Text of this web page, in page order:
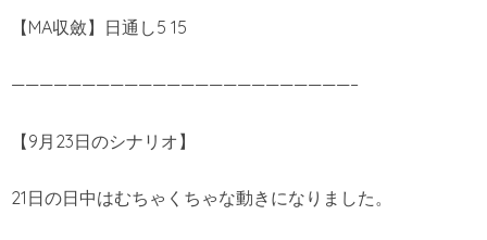
【MA収斂】日通し5 15
————————————————————————–
【9月23日のシナリオ】
21日の日中はむちゃくちゃな動きになりました。